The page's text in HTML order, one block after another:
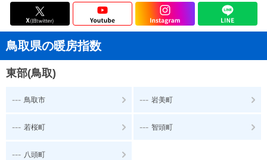
鳥取県の暖房指数
東部(鳥取)
--- 鳥取市 --- 岩美町
--- 若桜町 --- 智頭町
--- 八頭町